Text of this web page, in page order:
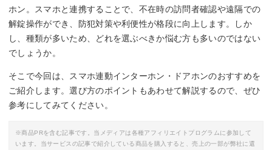
ホン。スマホと連携することで、不在時の訪問者確認や遠隔での
解錠操作ができ、防犯対策や利便性が格段に向上します。しか
し、種類が多いため、どれを選ぶべきか悩む方も多いのではない
でしょうか。
そこで今回は、スマホ連動インターホン・ドアホンのおすすめを
ご紹介します。選び方のポイントもあわせて解説するので、ぜひ
参考にしてみてください。
※商品PRを含む記事です。当メディアは各種アフィリエイトプログラムに参加して
います。当サービスの記事で紹介している商品を購入すると、売上の一部が弊社に還